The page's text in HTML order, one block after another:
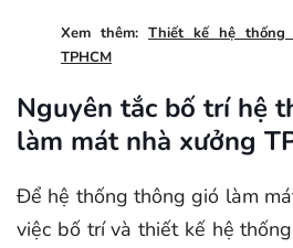
Xem thêm: Thiết kế hệ
TPHCM
Nguyên tắc bố trí hệ
làm mát nhà xưởng
Để hệ thống thông gió làm
việc bố trí và thiết kế hệ